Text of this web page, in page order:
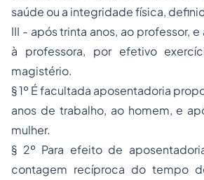
saúde ou a integridade física,
III - após trinta anos, ao professor,
à professora, por efetivo
magistério.
§ 1º É facultada aposentadoria
anos de trabalho, ao homem, e
mulher.
§ 2º Para efeito de
contagem recíproca do tempo